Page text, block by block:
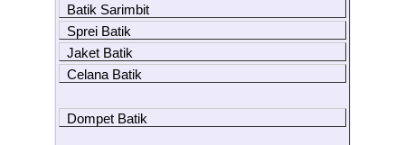
Batik Sarimbit
Sprei Batik
Jaket Batik
Celana Batik
Dompet Batik